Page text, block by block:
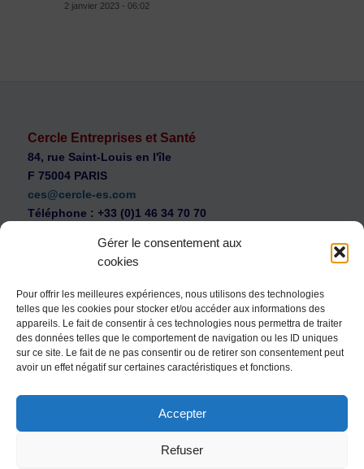
Gérer le consentement aux
cookies
Pour offrir les meilleures expériences, nous utilisons des technologies
telles que les cookies pour stocker et/ou accéder aux informations des
appareils. Le fait de consentir à ces technologies nous permettra de traiter
des données telles que le comportement de navigation ou les ID uniques
sur ce site. Le fait de ne pas consentir ou de retirer son consentement peut
avoir un effet négatif sur certaines caractéristiques et fonctions.
Accepter
Refuser
2 janvier 2023 - 06:02
Cercle Entreprises et Santé
84, rue Saint-Louis en l'île
F 75004 PARIS
ces@cercle-es.com
Téléphone : +33 (0)1 46 34 70 70
WEB Cercle – archives vidéos
Souscription au Cercle Entreprises et Santé
Nous contacter
Politique de confidentialité